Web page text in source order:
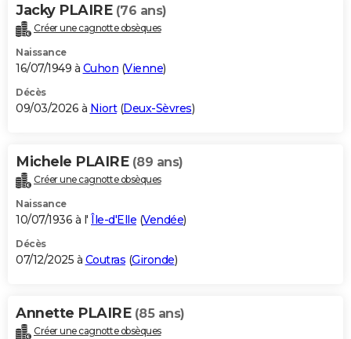
Carte de Noël
Carte Bonne année
Carte Saint-Valentin
Carte Pâques
Carte d'anniversaire
DICTIONNAIRE
Dictionnaire
Biographies
Citations
Expressions
Proverbes
PROGRAMME TV
S'inscrire
Se connecter
Lycées
Collèges
Primaires
Universités
Entreprises
Service militaire
Avis de recherche
AVIS DE DÉCÈS
Bricolage
Lifestyle
Culture
Sport
Auto
Television
Voyage
Cinema
Jacky PLAIRE (76 ans)
Créer une cagnotte obsèques
Naissance
16/07/1949 à Cuhon (Vienne)
Décès
09/03/2026 à Niort(Deux-Sèvres)
Michele PLAIRE (89 ans)
Créer une cagnotte obsèques
Naissance
10/07/1936 à l' Île-d'Elle (Vendée)
Décès
07/12/2025 à Coutras (Gironde)
Annette PLAIRE (85 ans)
Créer une cagnotte obsèques